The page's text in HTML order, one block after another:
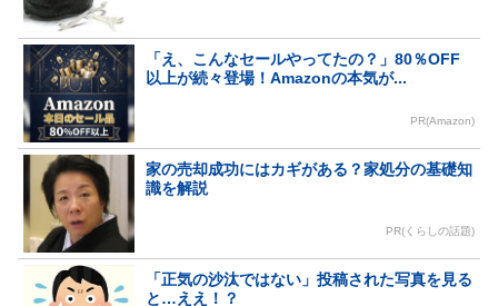
「え、こんなセールやってたの？」80％OFF
以上が続々登場！Amazonの本気が...
PR(Amazon)
家の売却成功にはカギがある？家処分の基礎知
識を解説
PR(くらしの話題)
「正気の沙汰ではない」投稿された写真を見る
と…ええ！？